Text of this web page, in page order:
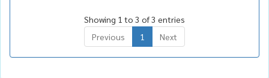
Showing 1 to 3 of 3 entries
Previous
1 Next